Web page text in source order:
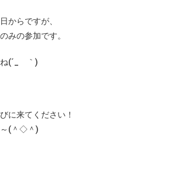
からですが、
みの参加です。
(´_ゝ｀)
に来てください！
～(＾◇＾)